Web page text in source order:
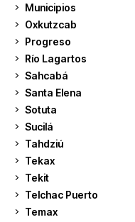
Municipios
Oxkutzcab
Progreso
Río Lagartos
Sahcabá
Santa Elena
Sotuta
Sucilá
Tahdziú
Tekax
Tekit
Telchac Puerto
Temax